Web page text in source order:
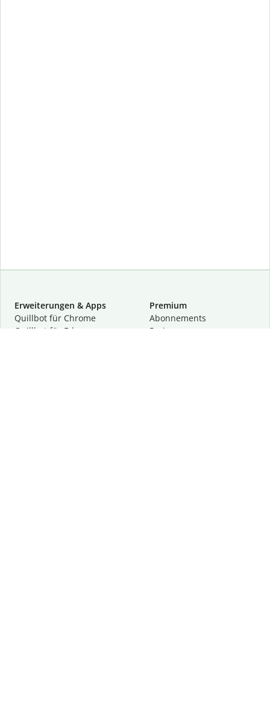
Erweiterungen & Apps
Quillbot für Chrome
Quillbot für Edge
Premium
Abon­ne­ments
Preise